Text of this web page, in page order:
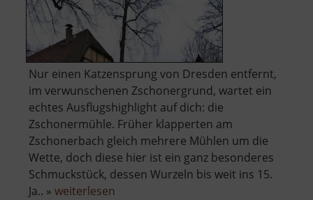
Nur einen Katzensprung von Dresden entfernt,
im verwunschenen Zschonergrund, wartet ein
echtes Ausflugshighlight auf dich: die
Zschonermühle. Früher klapperten am
Zschonerbach gleich mehrere Mühlen um die
Wette, doch diese hier ist ein ganz besonderes
Schmuckstück, dessen Wurzeln bis weit ins 15.
Ja.. » weiterlesen